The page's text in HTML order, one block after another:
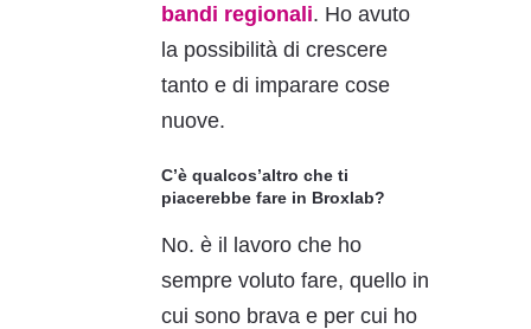
bandi regionali. Ho avuto
la possibilità di crescere
tanto e di imparare cose
nuove.
C’è qualcos’altro che ti
piacerebbe fare in Broxlab?
No. è il lavoro che ho
sempre voluto fare, quello in
cui sono brava e per cui ho